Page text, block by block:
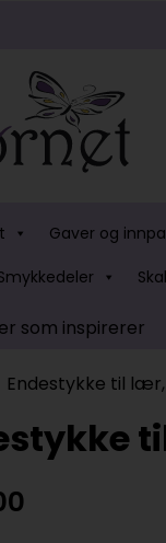
Gaver og
som inspirerer
Endestykke til